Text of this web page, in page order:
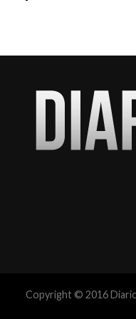
Copyright © 2016